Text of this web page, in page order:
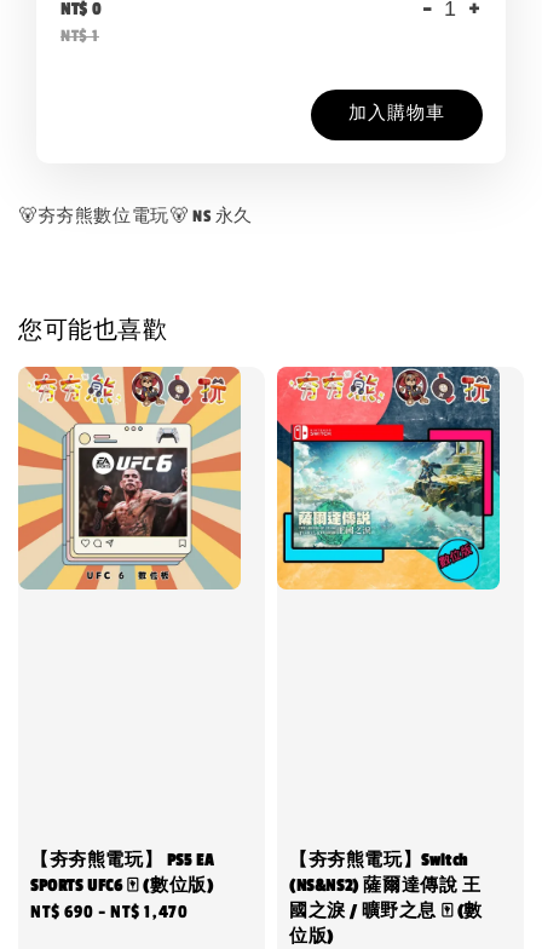
NT$ 0
NT$ 1
- +
加入購物車
🐻夯夯熊數位電玩🐻 NS 永久
您可能也喜歡
【夯夯熊電玩】 PS5 EA
SPORTS UFC6 🀄 (數位版)
Regular
NT$ 690 -NT$ 1,470
【夯夯熊電玩】Switch
(NS&NS2) 薩爾達傳說 王
國之淚 / 曠野之息 🀄 (數
位版)